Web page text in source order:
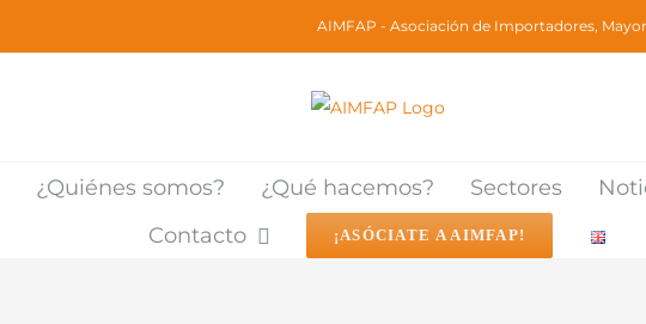
AIMFAP - Asociación de Importadores,
¿Quiénes somos? ¿Qué hacemos? Sectores
Contacto
¡ASÓCIATE A AIMFAP!